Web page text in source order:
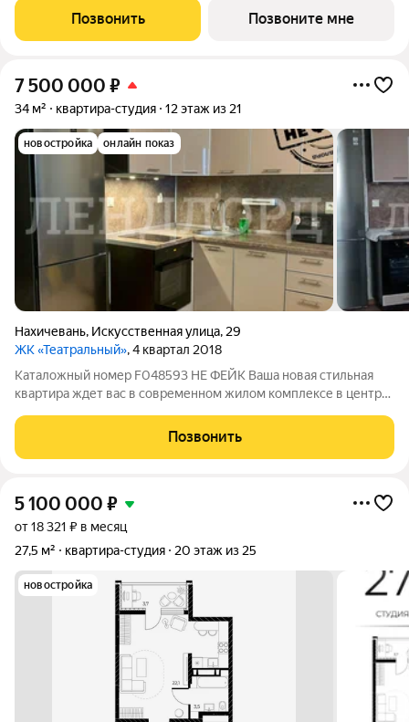
идея - отделить кухонную зону перегородкой. Теперь, все
ваши дизайнерские идеи
Позвонить Позвоните мне
7 500 000 ₽
34 м² квартира-студия 12 этаж из 21
новостройка онлайн показ
Нахичевань, Искусственная улица, 29
ЖК «Театральный», 4 квартал 2018
Каталожный номер F048593 НЕ ФЕЙК Ваша новая стильная
квартира ждет вас в современном жилом комплексе в центре
высококачественных отделочных материалов, которые
гарантируют комфорт и функциональность для
Позвонить
5 100 000 ₽
от 18 321 ₽ в месяц
27,5 м²
квартира-студия 20 этаж из 25
новостройка